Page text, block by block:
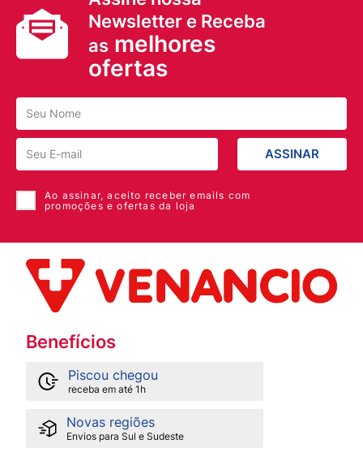
Newsletter e Receba
as melhores
ofertas
ASSINAR
Ao assinar, aceito receber emails com
promoções e ofertas da loja
Benefícios
Piscou chegou
receba em até 1h
Novas regiões
Envios para Sul e Sudeste